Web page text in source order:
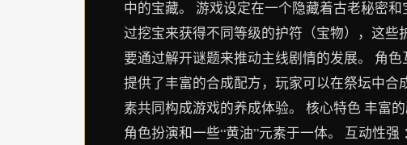
中的宝藏。 游戏设定在一个隐藏着古老秘密
过挖宝来获得不同等级的护符（宝物），这
要通过解开谜题来推动主线剧情的发展。 角
提供了丰富的合成配方，玩家可以在祭坛中
素共同构成游戏的养成体验。 核心特色 丰富
角色扮演和一些“黄油”元素于一体。 互动性